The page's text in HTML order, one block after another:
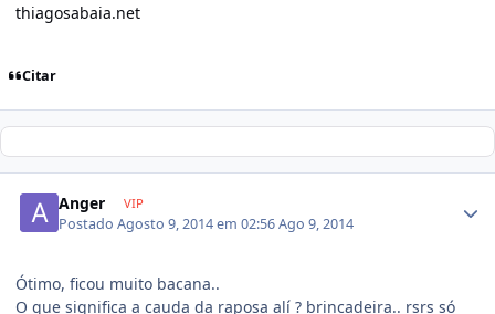
thiagosabaia.net
Citar
Anger VIP
PostadoAgosto 9, 2014 em 02:56Ago 9, 2014
Ótimo, ficou muito bacana..
O que significa a cauda da raposa alí ? brincadeira.. rsrs só